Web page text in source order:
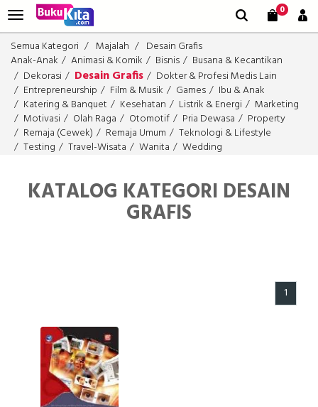
0
Semua Kategori Majalah
Desain Grafis
Anak-Anak
Animasi & Komik Bisnis
Busana & Kecantikan
Dekorasi
Desain Grafis
Dokter & Profesi Medis Lain
Entrepreneurship
Film & Musik Games
Ibu & Anak
Katering & Banquet
Kesehatan Listrik & Energi
Marketing
Motivasi
Olah Raga Otomotif Pria Dewasa
Property
Remaja (Cewek)
Remaja Umum
Teknologi & Lifestyle
Testing
Travel-Wisata Wanita Wedding
KATALOG KATEGORI DESAIN
GRAFIS
1